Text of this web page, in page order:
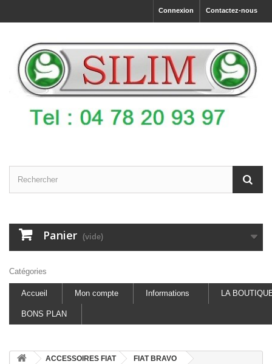
Contactez-nous
Connexion
Panier (vide)
Catégories
Accueil Mon compte Informations LA
BONS PLAN
ACCESSOIRES FIAT
FIAT BRAVO